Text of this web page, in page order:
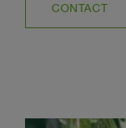
CONTACT